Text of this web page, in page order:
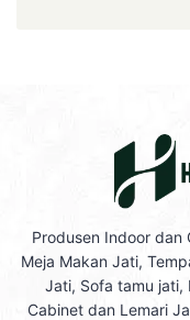
Produsen Indoor dan
Meja Makan Jati,
Jati, Sofa tamu jati,
Cabinet dan Lemari